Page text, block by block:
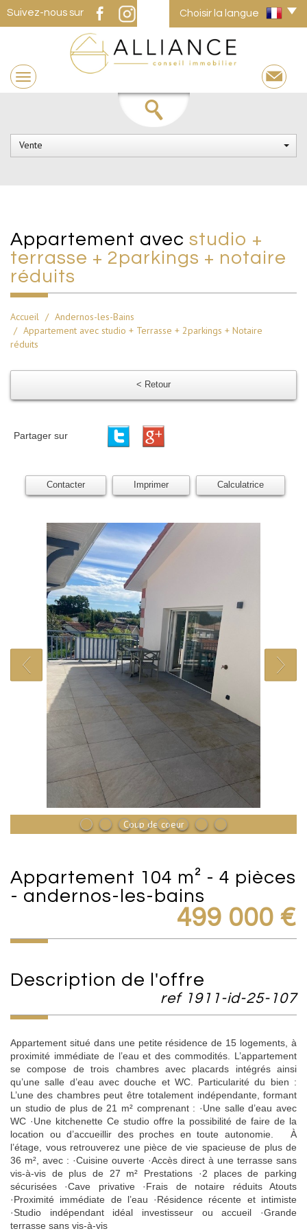
Suivez-nous sur Choisir la langue
Vente
appartement avec studio +
terrasse + 2parkings + notaire
réduits
Accueil
Andernos-les-Bains
Appartement avec studio + Terrasse + 2parkings + Notaire
réduits
< Retour
Partager sur
Contacter Imprimer Calculatrice
Coup de coeur
appartement 104 m² - 4 pièces
- andernos-les-bains
499 000 €
description de l'offre
ref 1911-id-25-107
Appartement situé dans une petite résidence de 15 logements, à
proximité immédiate de l’eau et des commodités. L’appartement
se compose de trois chambres avec placards intégrés ainsi
qu’une salle d’eau avec douche et WC. Particularité du bien :
L’une des chambres peut être totalement indépendante, formant
un studio de plus de 21 m² comprenant : ·Une salle d’eau avec
WC ·Une kitchenette Ce studio offre la possibilité de faire de la
location ou d’accueillir des proches en toute autonomie. À
l’étage, vous retrouverez une pièce de vie spacieuse de plus de
36 m², avec : ·Cuisine ouverte ·Accès direct à une terrasse sans
vis-à-vis de plus de 27 m² Prestations ·2 places de parking
sécurisées ·Cave privative ·Frais de notaire réduits Atouts
·Proximité immédiate de l’eau ·Résidence récente et intimiste
·Studio indépendant idéal investisseur ou accueil ·Grande
terrasse sans vis-à-vis